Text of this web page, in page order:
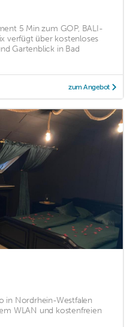
5 Min zum GOP, BALI-
verfügt über kostenloses
Gartenblick in Bad
zum Angebot
in Nordrhein-Westfalen
WLAN und kostenfreien